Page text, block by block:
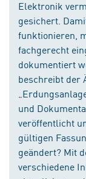
Elektronik
gesichert.
funktionieren,
fachgerecht
dokumentiert
beschreibt der
und
veröffentlicht
gültigen
geändert? Mit
verschiedene